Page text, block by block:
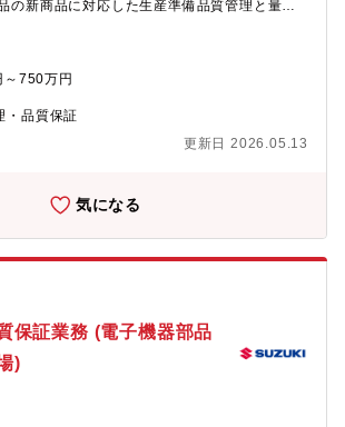
など様々な職種を経験された方が集まり、ま
電子部品業界からキャリア入社の方が約半お
、業務の内容によって認められます。その場
はチームになじんでいたくため出社勤務が前
界動向と自社事業の特徴】■オムロングループ
につながる製品群（FA、公共インフラ、健康
貢献をしていきます。【この仕事の魅力】■グ
践まで一貫して実行できる。（海外、国内出
プライヤ監査の仕組みや手法を開発できる。
ト監査手法の開発など）■サプライヤや事業部
なメンバーと業務を進めるため、知見やネッ
実感できる。■品質部門でありながら、部品解
の新商品に対応した生産準備品質管理と量産
す。【主要業務】・品質技術室・サプライヤ
品技室：生産準備品の製品監査・工程監査・
対応・品質管理室：量産品の製品・工程品質
入先品質管理、領域全体のISO/IATF16949対
装樹脂部品（電子部品搭載製品含む）の・製
工程監査：製造との品質要求事項満足度確
ベル向上、是正・指導・クレーム対応：顧客
、再発防止・未然防止活動
750万円
・品質保証
更新日 2026.05.13
気になる
保証業務 (電子機器部品
)